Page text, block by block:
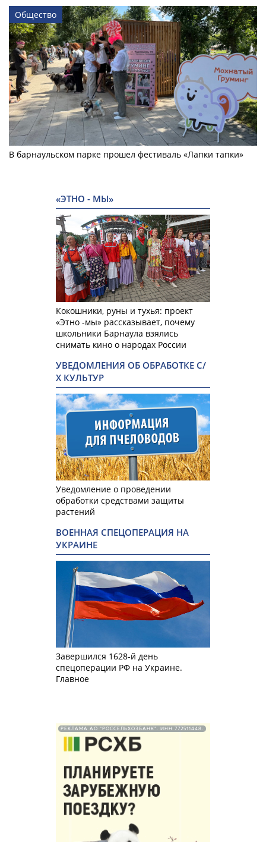
Общество
В барнаульском парке прошел фестиваль «Лапки тапки»
«ЭТНО - МЫ»
Кокошники, руны и тухья: проект
«Этно -мы» рассказывает, почему
школьники Барнаула взялись
снимать кино о народах России
УВЕДОМЛЕНИЯ ОБ ОБРАБОТКЕ С/
Х КУЛЬТУР
Уведомление о проведении
обработки средствами защиты
растений
ВОЕННАЯ СПЕЦОПЕРАЦИЯ НА
УКРАИНЕ
Завершился 1628-й день
спецоперации РФ на Украине.
Главное
РЕКЛАМА АО "РОССЕЛЬХОЗБАНК". ИНН 772511448.